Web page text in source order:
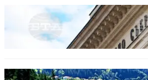
БЪЛГАРИЯ
Дрон се взриви край
търси отговори за
БЪЛГАРИЯ